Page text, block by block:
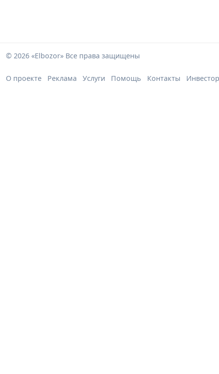
© 2026 «Elbozor» Все права защищены
О проекте Реклама Услуги Помощь Контакты